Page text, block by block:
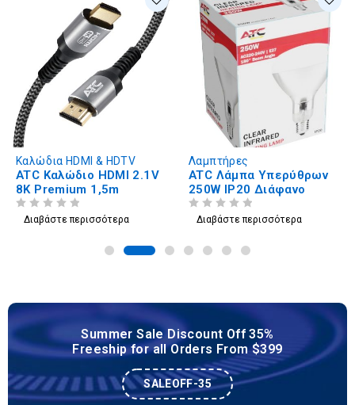
Καλώδια HDMI & HDTV
ATC Καλώδιο HDMI 2.1V
8K Premium 1,5m
Διαβάστε περισσότερα
Λαμπτήρες
ATC Λάμπα Υπερύθρων
250W IP20 Διάφανο
Διαβάστε περισσότερα
Summer Sale Discount Off 35%
SALEOFF-35
Freeship for all Orders From $399